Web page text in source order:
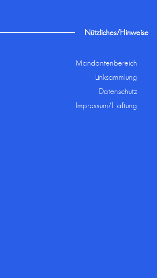
Nützliches/Hinweise
Mandantenbereich
Linksammlung
Datenschutz
Impressum/Haftung